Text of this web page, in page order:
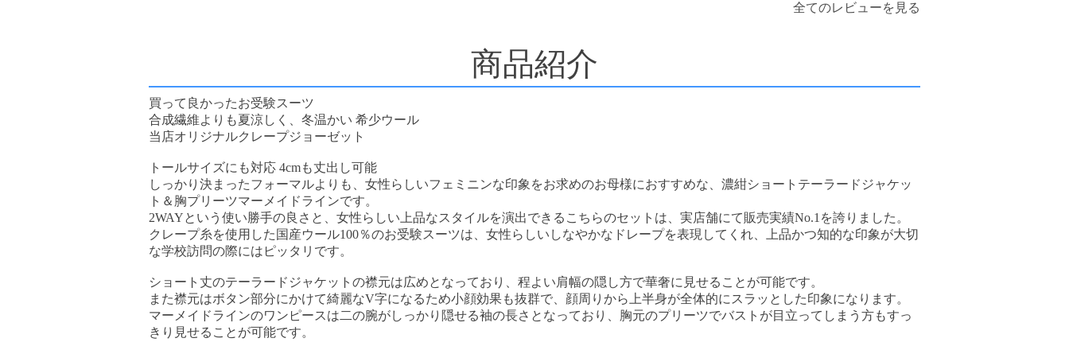
全てのレビューを見る
商品紹介
買って良かったお受験スーツ
合成繊維よりも夏涼しく、冬温かい 希少ウール
当店オリジナルクレープジョーゼット
トールサイズにも対応 4cmも丈出し可能
しっかり決まったフォーマルよりも、女性らしいフェミニンな印象をお求めのお母様におすすめな、濃紺ショートテーラードジャケッ
ト＆胸プリーツマーメイドラインです。
2WAYという使い勝手の良さと、女性らしい上品なスタイルを演出できるこちらのセットは、実店舗にて販売実績No.1を誇りました。
クレープ糸を使用した国産ウール100％のお受験スーツは、女性らしいしなやかなドレープを表現してくれ、上品かつ知的な印象が大切
な学校訪問の際にはピッタリです。
ショート丈のテーラードジャケットの襟元は広めとなっており、程よい肩幅の隠し方で華奢に見せることが可能です。
また襟元はボタン部分にかけて綺麗なV字になるため小顔効果も抜群で、顔周りから上半身が全体的にスラッとした印象になります。
マーメイドラインのワンピースは二の腕がしっかり隠せる袖の長さとなっており、胸元のプリーツでバストが目立ってしまう方もすっ
きり見せることが可能です。